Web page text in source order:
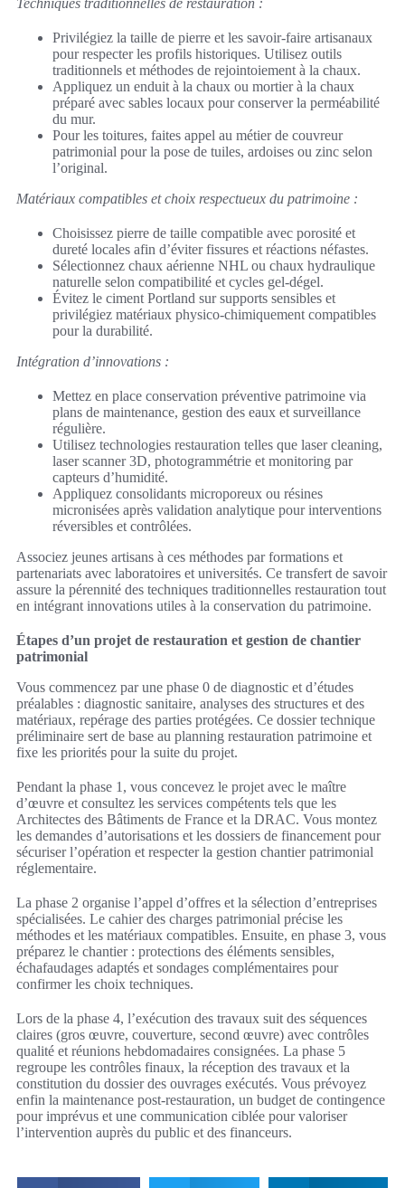
Techniques traditionnelles de restauration :
Privilégiez la taille de pierre et les savoir-faire artisanaux
pour respecter les profils historiques. Utilisez outils
traditionnels et méthodes de rejointoiement à la chaux.
Appliquez un enduit à la chaux ou mortier à la chaux
préparé avec sables locaux pour conserver la perméabilité
du mur.
Pour les toitures, faites appel au métier de couvreur
patrimonial pour la pose de tuiles, ardoises ou zinc selon
l’original.
Matériaux compatibles et choix respectueux du patrimoine :
Choisissez pierre de taille compatible avec porosité et
dureté locales afin d’éviter fissures et réactions néfastes.
Sélectionnez chaux aérienne NHL ou chaux hydraulique
naturelle selon compatibilité et cycles gel-dégel.
Évitez le ciment Portland sur supports sensibles et
privilégiez matériaux physico-chimiquement compatibles
pour la durabilité.
Intégration d’innovations :
Mettez en place conservation préventive patrimoine via
plans de maintenance, gestion des eaux et surveillance
régulière.
Utilisez technologies restauration telles que laser cleaning,
laser scanner 3D, photogrammétrie et monitoring par
capteurs d’humidité.
Appliquez consolidants microporeux ou résines
micronisées après validation analytique pour interventions
réversibles et contrôlées.
Associez jeunes artisans à ces méthodes par formations et
partenariats avec laboratoires et universités. Ce transfert de savoir
assure la pérennité des techniques traditionnelles restauration tout
en intégrant innovations utiles à la conservation du patrimoine.
Étapes d’un projet de restauration et gestion de chantier
patrimonial
Vous commencez par une phase 0 de diagnostic et d’études
préalables : diagnostic sanitaire, analyses des structures et des
matériaux, repérage des parties protégées. Ce dossier technique
préliminaire sert de base au planning restauration patrimoine et
fixe les priorités pour la suite du projet.
Pendant la phase 1, vous concevez le projet avec le maître
d’œuvre et consultez les services compétents tels que les
Architectes des Bâtiments de France et la DRAC. Vous montez
les demandes d’autorisations et les dossiers de financement pour
sécuriser l’opération et respecter la gestion chantier patrimonial
réglementaire.
La phase 2 organise l’appel d’offres et la sélection d’entreprises
spécialisées. Le cahier des charges patrimonial précise les
méthodes et les matériaux compatibles. Ensuite, en phase 3, vous
préparez le chantier : protections des éléments sensibles,
échafaudages adaptés et sondages complémentaires pour
confirmer les choix techniques.
Lors de la phase 4, l’exécution des travaux suit des séquences
claires (gros œuvre, couverture, second œuvre) avec contrôles
qualité et réunions hebdomadaires consignées. La phase 5
regroupe les contrôles finaux, la réception des travaux et la
constitution du dossier des ouvrages exécutés. Vous prévoyez
enfin la maintenance post-restauration, un budget de contingence
pour imprévus et une communication ciblée pour valoriser
l’intervention auprès du public et des financeurs.